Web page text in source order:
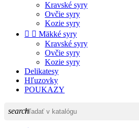
Kravské syry
Ovčie syry
Kozie syry
  Mäkké syry
Kravské syry
Ovčie syry
Kozie syry
Delikatesy
Hľuzovky
POUKAZY
search